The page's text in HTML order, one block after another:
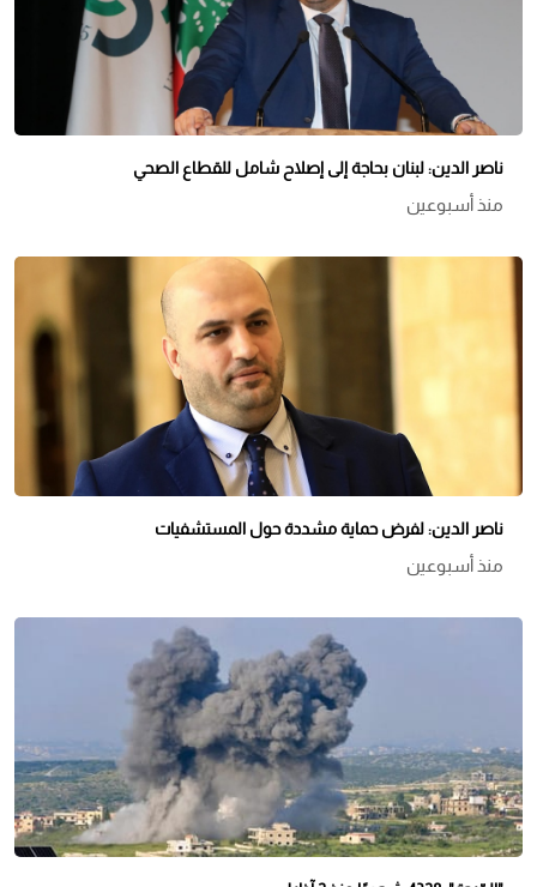
ناصر الدين: لبنان بحاجة إلى إصلاح شامل للقطاع الصحي
منذ أسبوعين
ناصر الدين: لفرض حماية مشددة حول المستشفيات
منذ أسبوعين